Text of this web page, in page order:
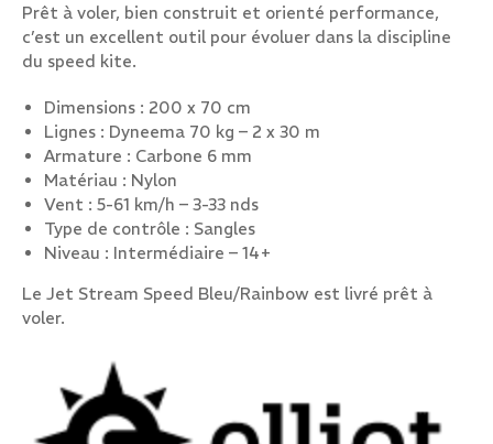
Prêt à voler, bien construit et orienté performance,
c’est un excellent outil pour évoluer dans la discipline
du speed kite.
Dimensions : 200 x 70 cm
Lignes : Dyneema 70 kg – 2 x 30 m
Armature : Carbone 6 mm
Matériau : Nylon
Vent : 5-61 km/h – 3-33 nds
Type de contrôle : Sangles
Niveau : Intermédiaire – 14+
Le Jet Stream Speed Bleu/Rainbow est livré prêt à
voler.